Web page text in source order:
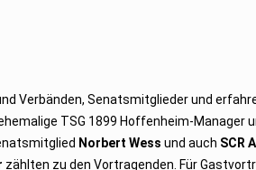
Verbänden, Senatsmitglieder und
TSG 1899 Hoffenheim-
Norbert Wess und auch SCR
zählten zu den Vortragenden. Für